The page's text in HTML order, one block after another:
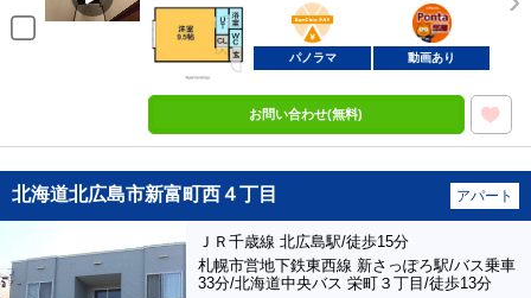
BunChinPAY
ポンタ
部屋
パノラマ 動画あり
お問い合わせ(無料)
北海道北広島市新富町西４丁目 アパート
ＪＲ千歳線 北広島駅/徒歩15分
札幌市営地下鉄東西線 新さっぽろ駅/バス乗車
33分/北海道中央バス 栄町３丁目/徒歩13分